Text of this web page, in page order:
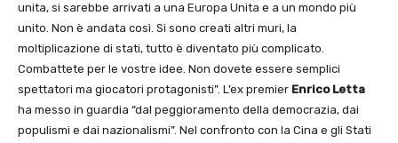
unita, si sarebbe arrivati a una Europa Unita e a un mondo più
unito. Non è andata così. Si sono creati altri muri, la
moltiplicazione di stati, tutto è diventato più complicato.
Combattete per le vostre idee. Non dovete essere semplici
spettatori ma giocatori protagonisti”. L’ex premier Enrico Letta
ha messo in guardia “dal peggioramento della democrazia, dai
populismi e dai nazionalismi”. Nel confronto con la Cina e gli Stati